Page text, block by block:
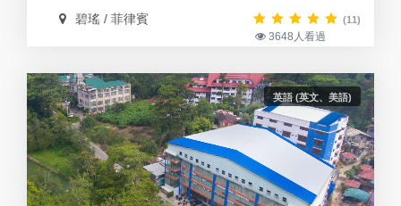
碧瑤 / 菲律賓 (11)
3648人看過
英語 (英文、美語)